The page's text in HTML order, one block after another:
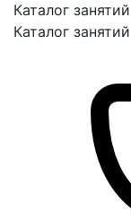
Каталог занятий
Каталог занятий